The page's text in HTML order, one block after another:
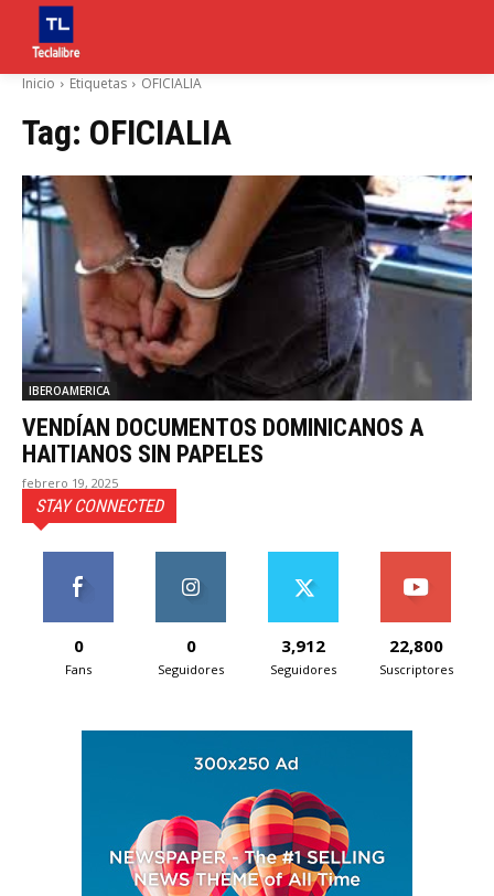
Inicio Etiquetas OFICIALIA
Tag: OFICIALIA
IBEROAMERICA
VENDÍAN DOCUMENTOS DOMINICANOS A
HAITIANOS SIN PAPELES
febrero 19, 2025
STAY CONNECTED
0
Fans
0
Seguidores
3,912
Seguidores
22,800
Suscriptores